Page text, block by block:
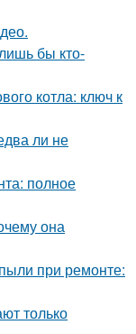
бы кто-
котла: ключ к
ли не
полное
она
при ремонте:
только